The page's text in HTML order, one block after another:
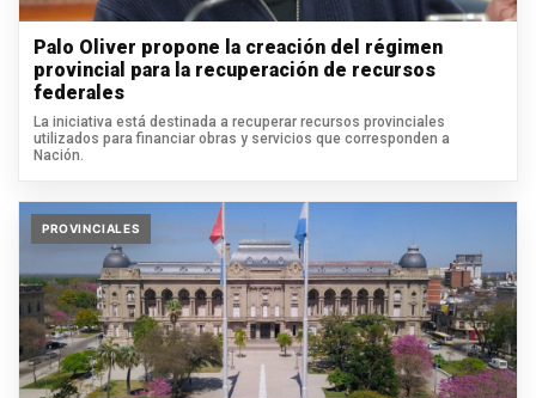
Palo Oliver propone la creación del régimen
provincial para la recuperación de recursos
federales
La iniciativa está destinada a recuperar recursos provinciales
utilizados para financiar obras y servicios que corresponden a
Nación.
PROVINCIALES